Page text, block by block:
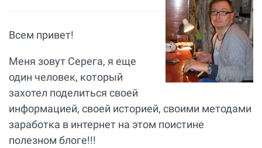
Всем привет!
Меня зовут Серега, я еще
один человек, который
захотел поделиться своей
информацией, своей историей, своими методами
заработка в интернет на этом поистине
полезном блоге!!!